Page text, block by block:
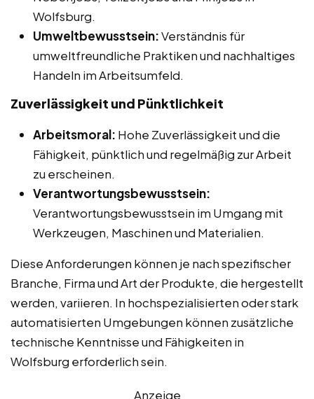
Wolfsburg.
Umweltbewusstsein:Verständnis für
umweltfreundliche Praktiken und nachhaltiges
Handeln im Arbeitsumfeld.
Zuverlässigkeit und Pünktlichkeit
Arbeitsmoral: Hohe Zuverlässigkeit und die
Fähigkeit, pünktlich und regelmäßig zur Arbeit
zu erscheinen.
Verantwortungsbewusstsein:
Verantwortungsbewusstsein im Umgang mit
Werkzeugen, Maschinen und Materialien.
Diese Anforderungen können je nach spezifischer
Branche, Firma und Art der Produkte, die hergestellt
werden, variieren. In hochspezialisierten oder stark
automatisierten Umgebungen können zusätzliche
technische Kenntnisse und Fähigkeiten in
Wolfsburg erforderlich sein.
Anzeige